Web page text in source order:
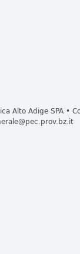
Alto Adige SPA •